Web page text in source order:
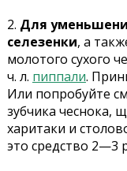
2. Для
селезенки, а
молотого сухого
ч. л. пиппали.
Или попробуйте
зубчика чеснока,
харитаки и
это средство 2—3